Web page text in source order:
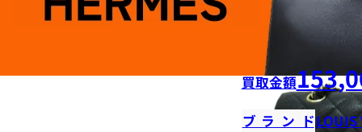
買取金額
ブランドLOUIS